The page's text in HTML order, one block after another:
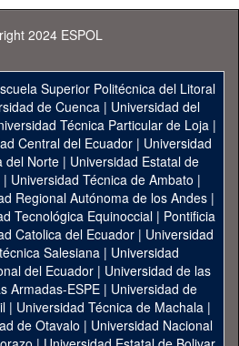
2024 ESPOL
Superior Politécnica del Litoral
de Cuenca| Universidad del
Técnica Particular de Loja|
Central del Ecuador| Universidad
del Norte | Universidad Estatal de
| Universidad Técnica de Ambato |
Regional Autónoma de los Andes|
Tecnológica Equinoccial| Pontificia
Catolica del Ecuador | Universidad
Salesiana | Universidad
del Ecuador | Universidad de las
Armadas-ESPE | Universidad de
| Universidad Técnica de Machala|
de Otavalo | Universidad Nacional